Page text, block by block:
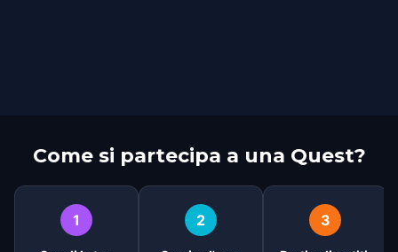
Come si partecipa a una Quest?
1 2 3